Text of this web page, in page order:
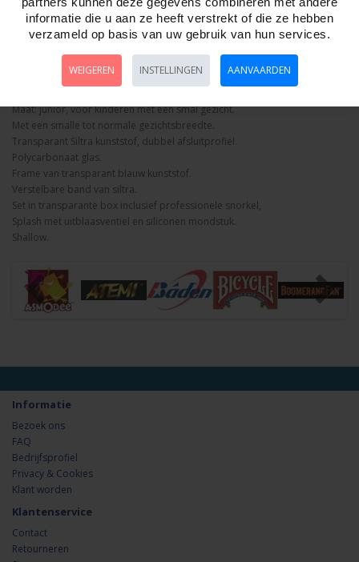
Bestellen
Omschrijving Foto hoge resolutie Details
Maat: junior, voor kinderen met een smal gezicht.
Met een smalle tot normale gezichtsbreedte.
Transparant Siltra kunststof, dubbel afsluitprofiel.
Polycarbonaat glas.
Frame van transparant blauw kunststof.
Verstelbare band van siltra.
Set in transparante box inclusief professionele snorkel,
Splash met uitblaasventiel en siliconen mondstuk.
Shallow.
Informatie
Bezoek ons
FAQ
Bedrijfsprofiel
Privacy & Cookies
Klant worden
Klantenservice
Contact
Retourneren
informatie die u aan ze heeft verstrekt of die ze hebben
verzameld op basis van uw gebruik van hun services.
WEIGEREN INSTELLINGEN AANVAARDEN